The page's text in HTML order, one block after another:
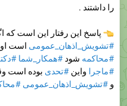
را داشتند .
پاسخ این رفتار این است که
#تشویش_اذهان_عمومی است
#محاکمه شود #همکار_شما
#ماجرا واین #تحدی بوده است
و #تشویش_اذهان_عمومی